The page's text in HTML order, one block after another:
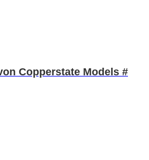
Copperstate Models #